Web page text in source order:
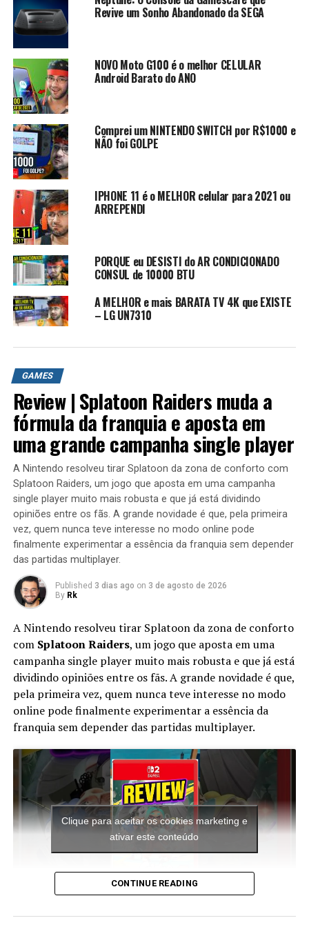
Huawei P 20
https://rkplay.com.br/Huawei_P_20
MI 8 LITE 64 GB
MI 8 LITE 128GBhttp://bit.ly/MI_8_lite_128
Xiaomi MI 8
Xiaomi MI MIX 3http://bit.ly/Xiaomi_mi_MIX_3
Pocophone F1 COM DESCONTO
https://rkplay.com.br/Pocophone_f1
ONE PLUS 6T 6GB de RAM
http://bit.ly/celular_ONE_PLUS_6T_6gbRAM
ONE PLUS 6T 8GB de RAM
http://bit.ly/celular_ONE_PLUS_6T_8gbRAM
—
Quer acompanhar o canal de perto?
Siga nos no Twitter!
Siga nos no Instagram!
robertocarlosfj
Contato Profissional: contato.roberto94@gmail.com
robertokarlos #iphonexs
#xiaomimi9
Mais sobre MI 9 e Iphone XS
Sobre o Xiaomi MI 9
O Xiaomi MI 9 é um smartphone Android com
características inovadoras que o tornam uma excelente
opção para qualquer tipo de utilização, representando
um dos melhores dispositivos móveis já feitos. A tela de
6.39 polegadas coloca esse Xiaomi no topo de sua
categoria. A resolução também é alta: 2340×1080 pixel.
As funcionalidades oferecidas pelo Xiaomi MI 9 são
muitas e todas top de linha. Começando pelo LTE 4G que
permite a transferência de dados e excelente navegação
na internet, além de conectividade Wi-fi e GPS presente
no aparelho. Tem também leitor multimídia,
videoconferência, e bluetooth. Enfatizamos a excelente
memória interna de 128 GB mas sem a possibilidade de
expansão.
A excelência deste Xiaomi MI 9 é completada por uma
gravar vídeos em 4K a espantosa resolução de
3840×2160 pixels. A espessura de apenas 7.6 milímetros
Revive um Sonho Abandonado da SEGA
NOVO Moto G100 é o melhor CELULAR
Android Barato do ANO
Comprei um NINTENDO SWITCH por R$1000 e
NÃO foi GOLPE
IPHONE 11 é o MELHOR celular para 2021 ou
ARREPENDI
PORQUE eu DESISTI do AR CONDICIONADO
CONSUL de 10000 BTU
A MELHOR e mais BARATA TV 4K que EXISTE
– LG UN7310
GAMES
Review | Splatoon Raiders muda a
fórmula da franquia e aposta em
uma grande campanha single player
A Nintendo resolveu tirar Splatoon da zona de conforto com
Splatoon Raiders, um jogo que aposta em uma campanha
single player muito mais robusta e que já está dividindo
opiniões entre os fãs. A grande novidade é que, pela primeira
vez, quem nunca teve interesse no modo online pode
finalmente experimentar a essência da franquia sem depender
das partidas multiplayer.
Published 3 dias ago on 3 de agosto de 2026
By Rk
A Nintendo resolveu tirar Splatoon da zona de conforto
com Splatoon Raiders, um jogo que aposta em uma
campanha single player muito mais robusta e que já está
dividindo opiniões entre os fãs. A grande novidade é que,
pela primeira vez, quem nunca teve interesse no modo
online pode finalmente experimentar a essência da
franquia sem depender das partidas multiplayer.
Clique para aceitar os cookies marketing e
ativar este conteúdo
A aventura leva o jogador para ilhas inéditas e diferentes
CONTINUE READING